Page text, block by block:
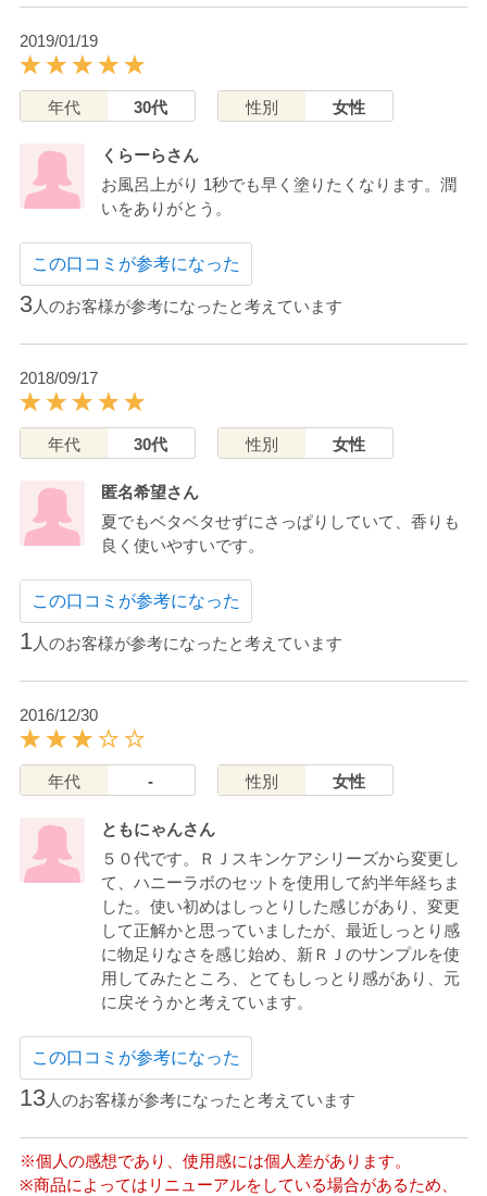
2019/01/19
年代 30代 性別 女性
くらーらさん
お風呂上がり 1秒でも早く塗りたくなります。潤
いをありがとう。
この口コミが参考になった
3人のお客様が参考になったと考えています
2018/09/17
年代 30代 性別 女性
匿名希望さん
夏でもベタベタせずにさっぱりしていて、香りも
良く使いやすいです。
この口コミが参考になった
1人のお客様が参考になったと考えています
2016/12/30
年代 - 性別 女性
ともにゃんさん
５０代です。ＲＪスキンケアシリーズから変更し
て、ハニーラボのセットを使用して約半年経ちま
した。使い初めはしっとりした感じがあり、変更
して正解かと思っていましたが、最近しっとり感
に物足りなさを感じ始め、新ＲＪのサンプルを使
用してみたところ、とてもしっとり感があり、元
に戻そうかと考えています。
この口コミが参考になった
13人のお客様が参考になったと考えています
※個人の感想であり、使用感には個人差があります。
※商品によってはリニューアルをしている場合があるため、